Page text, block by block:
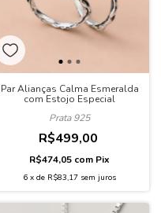
Par Alianças Calma Esmeralda
com Estojo Especial
Prata 925
R$499,00
R$474,05 com Pix
6 xde R$83,17 sem juros